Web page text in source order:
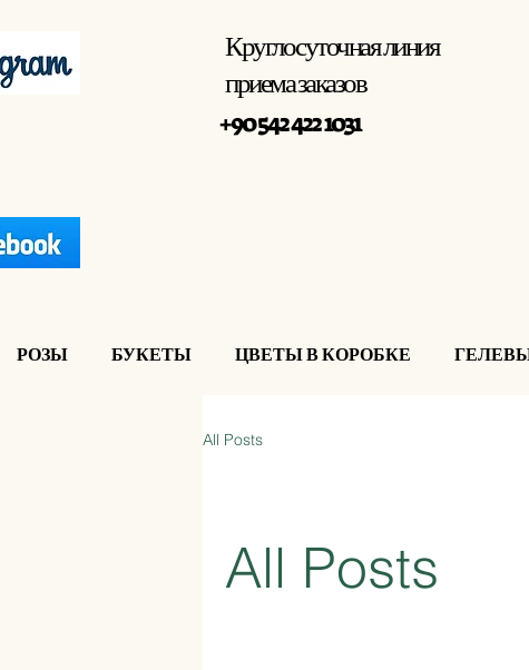
Круглосуточная линия
приема заказов
+90 542 422 1031
РОЗЫ БУКЕТЫ ЦВЕТЫ В КОРОБКЕ
All Posts
All Posts